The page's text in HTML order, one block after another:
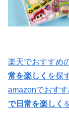
楽天でおすすめ
常を楽しく を探
amazonでおす
で日常を楽しく